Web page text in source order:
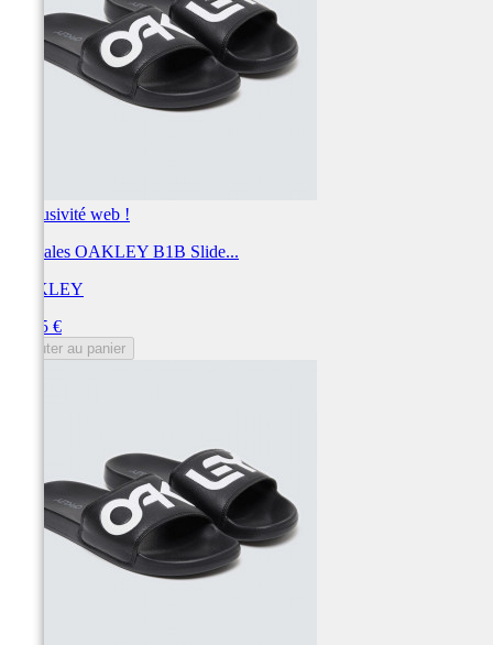
Exclusivité web !
Sandales OAKLEY B1B Slide...
OAKLEY
24,95 €
Ajouter au panier